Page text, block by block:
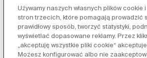
Dostawcy
Używamy naszych własnych plików cookie
stron trzecich, które pomagają prowadzić
prawidłowy sposób, tworzyć statystyki,
wyświetlać dopasowane reklamy. Przez
„akceptuję wszystkie pliki cookie“
Możesz konfigurować albo nie